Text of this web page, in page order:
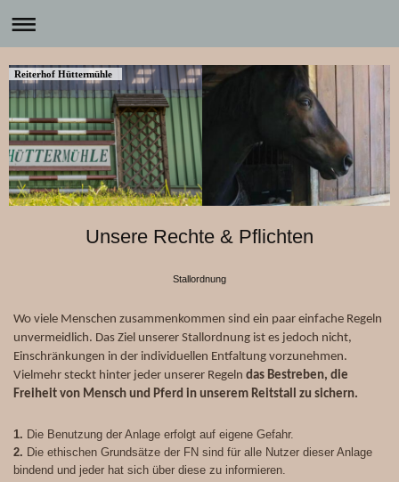
Reiterhof Hüttermühle
Unsere Rechte & Pflichten
Stallordnung
Wo viele Menschen zusammenkommen sind ein paar einfache Regeln
unvermeidlich. Das Ziel unserer Stallordnung ist es jedoch nicht,
Einschränkungen in der individuellen Entfaltung vorzunehmen.
Vielmehr steckt hinter jeder unserer Regeln das Bestreben, die
Freiheit von Mensch und Pferd in unserem Reitstall zu sichern.
1. Die Benutzung der Anlage erfolgt auf eigene Gefahr.
2. Die ethischen Grundsätze der FN sind für alle Nutzer dieser Anlage
bindend und jeder hat sich über diese zu informieren.